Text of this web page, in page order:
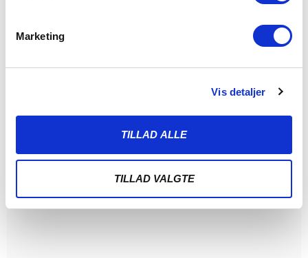
Marketing
Vis detaljer
TILLAD ALLE
TILLAD VALGTE
Fatah Abdirahman ser frem mod sæsonens første
udebanekamp – mod OB i Odense – hvor
LÆS MERE